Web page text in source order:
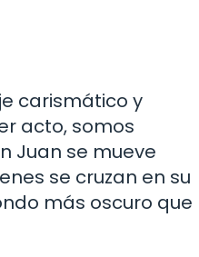
carismático y
acto, somos
Juan se mueve
se cruzan en su
más oscuro que